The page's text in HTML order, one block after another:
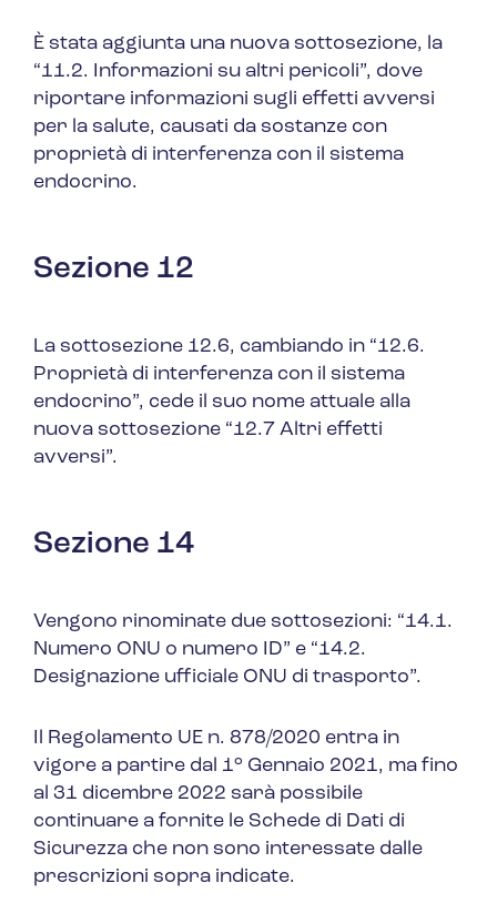
È stata aggiunta una nuova sottosezione, la
“11.2. Informazioni su altri pericoli”, dove
riportare informazioni sugli effetti avversi
per la salute, causati da sostanze con
proprietà di interferenza con il sistema
endocrino.
Sezione 12
La sottosezione 12.6, cambiando in “12.6.
Proprietà di interferenza con il sistema
endocrino”, cede il suo nome attuale alla
nuova sottosezione “12.7 Altri effetti
avversi”.
Sezione 14
Vengono rinominate due sottosezioni: “14.1.
Numero ONU o numero ID” e “14.2.
Designazione ufficiale ONU di trasporto”.
Il Regolamento UE n. 878/2020 entra in
vigore a partire dal 1° Gennaio 2021, ma fino
al 31 dicembre 2022 sarà possibile
continuare a fornite le Schede di Dati di
Sicurezza che non sono interessate dalle
prescrizioni sopra indicate.